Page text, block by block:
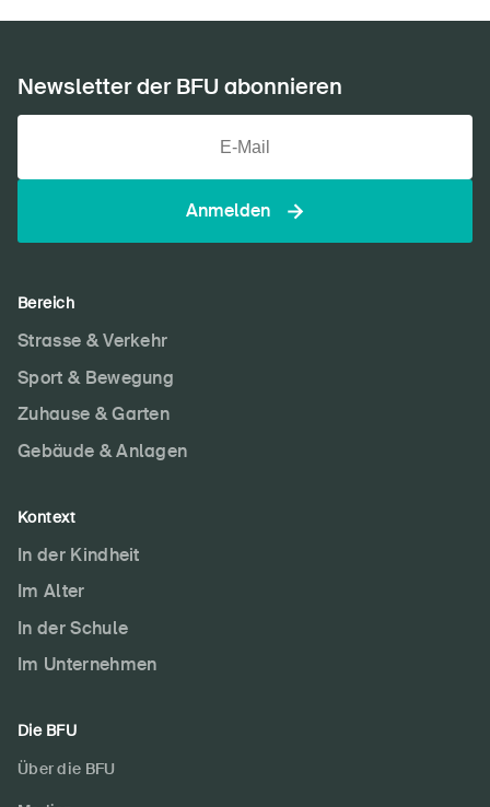
Newsletter der BFU abonnieren
Anmelden
Bereich
Strasse & Verkehr
Sport & Bewegung
Zuhause & Garten
Gebäude & Anlagen
Kontext
In der Kindheit
Im Alter
In der Schule
Im Unternehmen
Die BFU
Über die BFU